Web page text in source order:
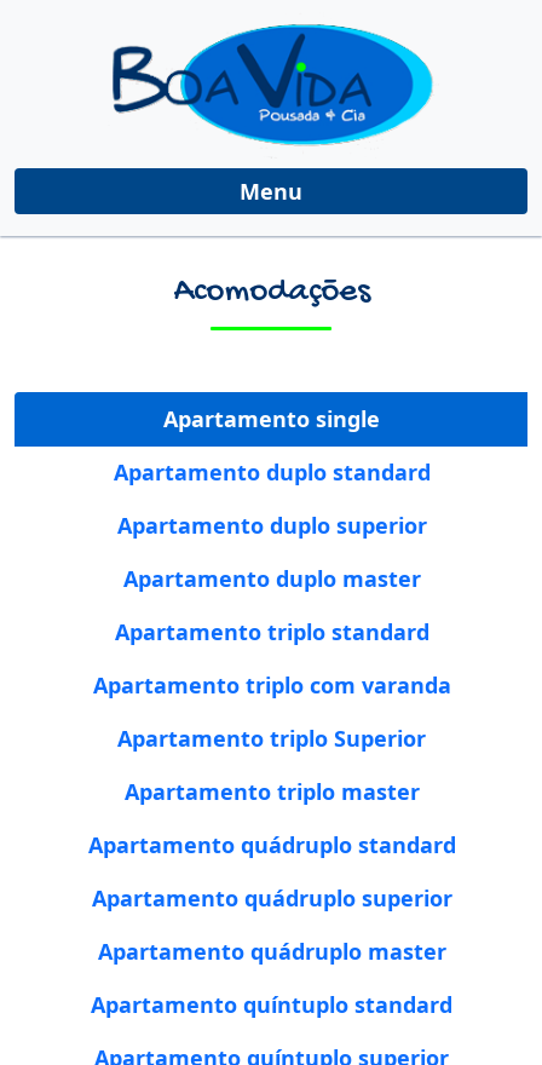
Menu
Acomodações
Apartamento single
Apartamento duplo standard
Apartamento duplo superior
Apartamento duplo master
Apartamento triplo standard
Apartamento triplo com varanda
Apartamento triplo Superior
Apartamento triplo master
Apartamento quádruplo standard
Apartamento quádruplo superior
Apartamento quádruplo master
Apartamento quíntuplo standard
Apartamento quíntuplo superior